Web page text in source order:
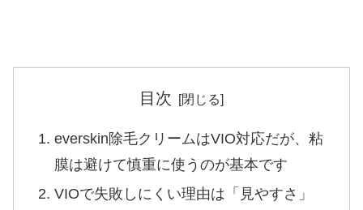
目次
everskin除毛クリームはVIO対応だが、粘
膜は避けて慎重に使うのが基本です
VIOで失敗しにくい理由は「見やすさ」